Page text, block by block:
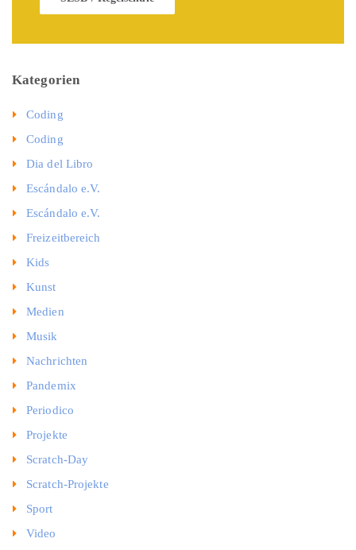
Kategorien
Coding
Coding
Dia del Libro
Escándalo e.V.
Escándalo e.V.
Freizeitbereich
Kids
Kunst
Medien
Musik
Nachrichten
Pandemix
Periodico
Projekte
Scratch-Day
Scratch-Projekte
Sport
Video